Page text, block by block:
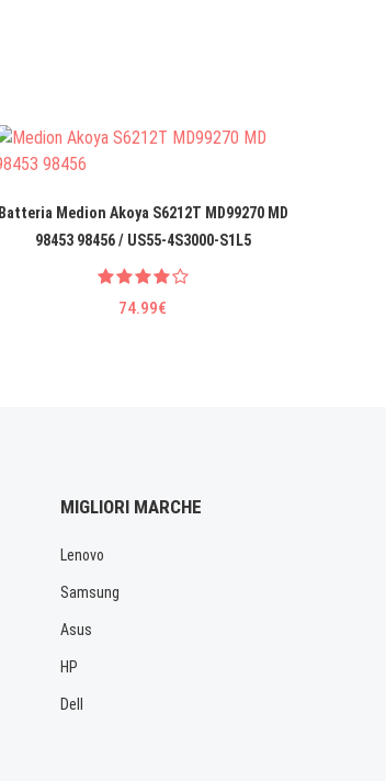
Batteria Medion Akoya S6212T MD99270 MD
98453 98456 / US55-4S3000-S1L5
74.99€
MIGLIORI MARCHE
Lenovo
Samsung
Asus
HP
Dell